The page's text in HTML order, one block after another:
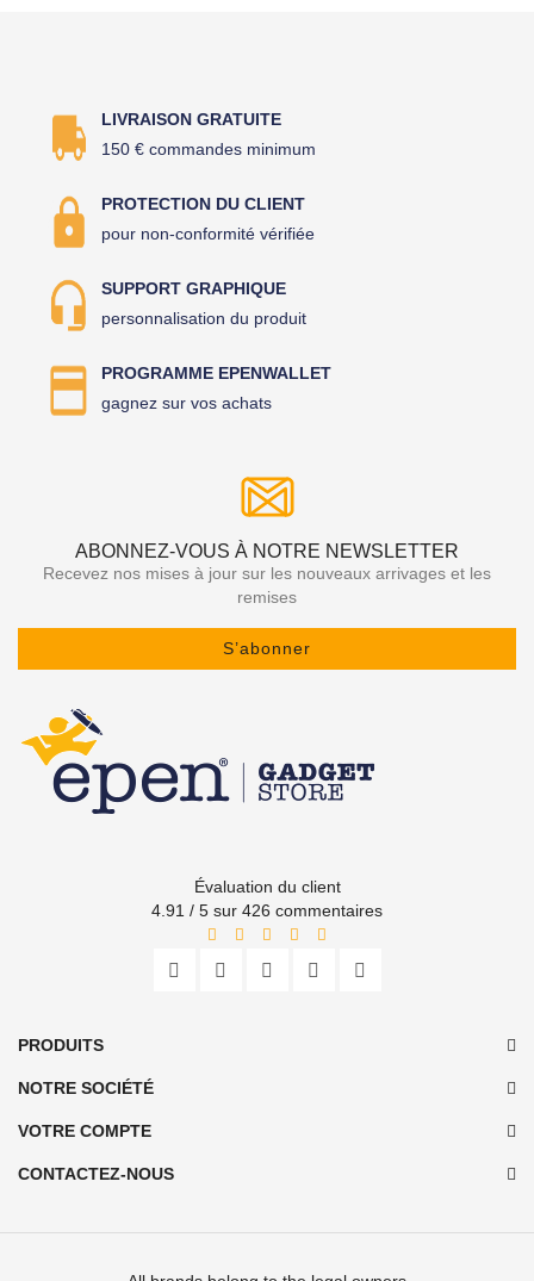
LIVRAISON GRATUITE
150 € commandes minimum
PROTECTION DU CLIENT
pour non-conformité vérifiée
SUPPORT GRAPHIQUE
personnalisation du produit
PROGRAMME EPENWALLET
gagnez sur vos achats
ABONNEZ-VOUS À NOTRE NEWSLETTER
Recevez nos mises à jour sur les nouveaux arrivages et les
remises
S’abonner
Évaluation du client
4.91 / 5 sur 426 commentaires
PRODUITS
NOTRE SOCIÉTÉ
VOTRE COMPTE
CONTACTEZ-NOUS